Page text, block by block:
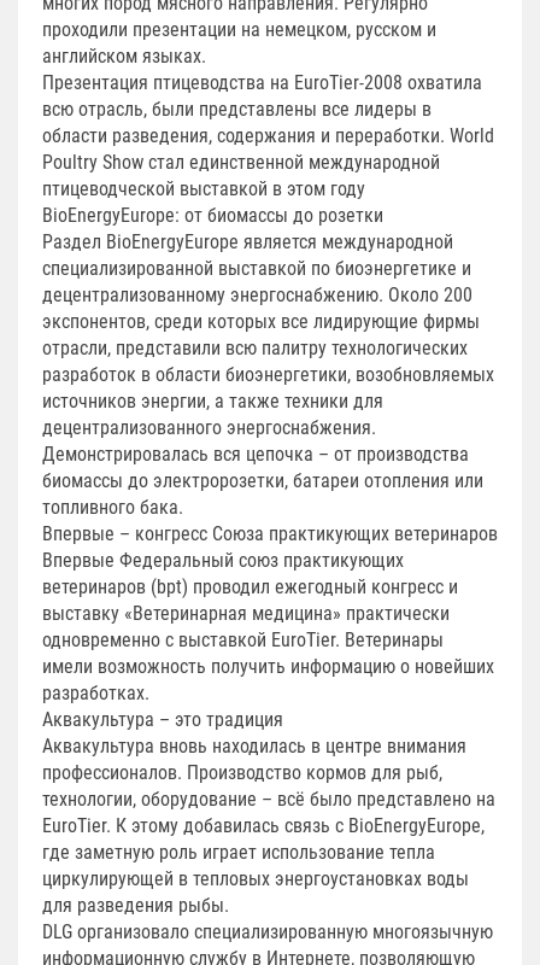
проходили презентации на немецком, русском и
английском языках.
Презентация птицеводства на EuroTier-2008 охватила
всю отрасль, были представлены все лидеры в
области разведения, содержания и переработки. World
Poultry Show стал единственной международной
птицеводческой выставкой в этом году
BioEnergyEurope: от биомассы до розетки
Раздел BioEnergyEurope является международной
специализированной выставкой по биоэнергетике и
децентрализованному энергоснабжению. Около 200
экспонентов, среди которых все лидирующие фирмы
отрасли, представили всю палитру технологических
разработок в области биоэнергетики, возобновляемых
источников энергии, а также техники для
децентрализованного энергоснабжения.
Демонстрировалась вся цепочка – от производства
биомассы до электророзетки, батареи отопления или
топливного бака.
Впервые – конгресс Союза практикующих ветеринаров
Впервые Федеральный союз практикующих
ветеринаров (bpt) проводил ежегодный конгресс и
выставку «Ветеринарная медицина» практически
одновременно с выставкой EuroTier. Ветеринары
имели возможность получить информацию о новейших
разработках.
Аквакультура – это традиция
Аквакультура вновь находилась в центре внимания
профессионалов. Производство кормов для рыб,
технологии, оборудование – всё было представлено на
EuroTier. К этому добавилась связь с BioEnergyEurope,
где заметную роль играет использование тепла
циркулирующей в тепловых энергоустановках воды
для разведения рыбы.
DLG организовало специализированную многоязычную
информационную службу в Интернете, позволяющую